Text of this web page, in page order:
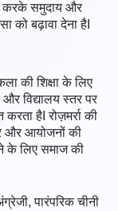
करके समुदाय और
को बढ़ावा देना हैI
की शिक्षा के लिए
विद्यालय स्तर पर
हैI रोज़मर्रा की
और आयोजनों की
के लिए समाज की
पारंपरिक चीनी